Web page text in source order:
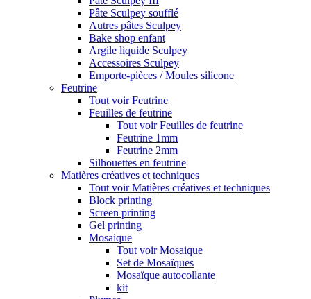
Pâte Sculpey soufflé
Autres pâtes Sculpey
Bake shop enfant
Argile liquide Sculpey
Accessoires Sculpey
Emporte-pièces / Moules silicone
Feutrine
Tout voir Feutrine
Feuilles de feutrine
Tout voir Feuilles de feutrine
Feutrine 1mm
Feutrine 2mm
Silhouettes en feutrine
Matières créatives et techniques
Tout voir Matières créatives et techniques
Block printing
Screen printing
Gel printing
Mosaique
Tout voir Mosaique
Set de Mosaïques
Mosaïque autocollante
kit